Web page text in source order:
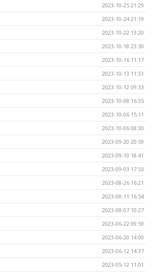
2023-10-25 21:29
2023-10-24 21:19
2023-10-22 13:20
2023-10-18 23:30
2023-10-16 11:17
2023-10-13 11:51
2023-10-12 09:33
2023-10-08 16:35
2023-10-06 15:11
2023-10-06 08:30
2023-09-20 20:59
2023-09-10 18:41
2023-09-03 17:53
2023-08-26 16:21
2023-08-11 16:54
2023-08-07 10:27
2023-06-22 09:59
2023-06-20 14:00
2023-06-12 14:37
2023-05-12 11:01